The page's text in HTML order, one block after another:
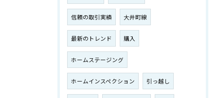
信頼の取引実績 大井町線
最新のトレンド 購入
ホームステージング
ホームインスペクション 引っ越し